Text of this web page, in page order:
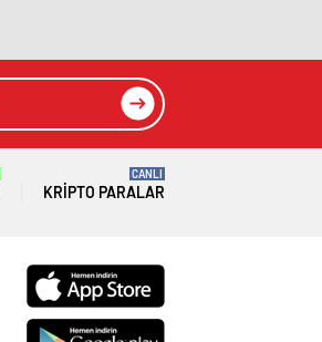
KRIPTO PARALAR
CANLI